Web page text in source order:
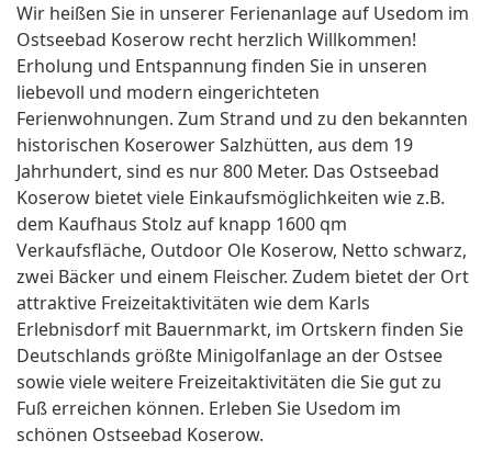
Wir heißen Sie in unserer Ferienanlage auf Usedom im
Ostseebad Koserow recht herzlich Willkommen!
Erholung und Entspannung finden Sie in unseren
liebevoll und modern eingerichteten
Ferienwohnungen. Zum Strand und zu den bekannten
historischen Koserower Salzhütten, aus dem 19
Jahrhundert, sind es nur 800 Meter. Das Ostseebad
Koserow bietet viele Einkaufsmöglichkeiten wie z.B.
dem Kaufhaus Stolz auf knapp 1600 qm
Verkaufsfläche, Outdoor Ole Koserow, Netto schwarz,
zwei Bäcker und einem Fleischer. Zudem bietet der Ort
attraktive Freizeitaktivitäten wie dem Karls
Erlebnisdorf mit Bauernmarkt, im Ortskern finden Sie
Deutschlands größte Minigolfanlage an der Ostsee
sowie viele weitere Freizeitaktivitäten die Sie gut zu
Fuß erreichen können. Erleben Sie Usedom im
schönen Ostseebad Koserow.